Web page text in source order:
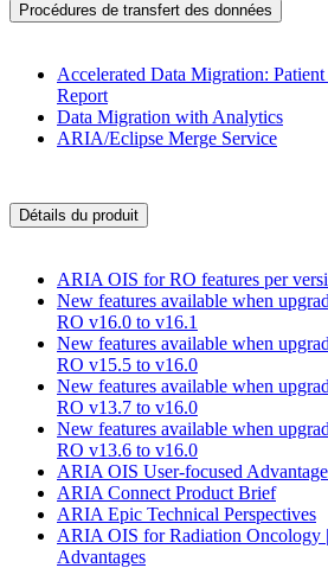
Procédures de transfert des données
Accelerated Data Migration:
Report
Data Migration with Analytics
ARIA/Eclipse Merge Service
Détails du produit
ARIA OIS for RO features per
New features available when
RO v16.0 to v16.1
New features available when
RO v15.5 to v16.0
New features available when
RO v13.7 to v16.0
New features available when
RO v13.6 to v16.0
ARIA OIS User-focused
ARIA Connect Product Brief
ARIA Epic Technical Perspectives
ARIA OIS for Radiation Oncology
Advantages